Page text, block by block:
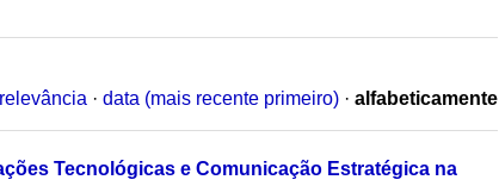
relevância · data (mais recente primeiro) · alfabeticamente
Tecnológicas e Comunicação Estratégica na